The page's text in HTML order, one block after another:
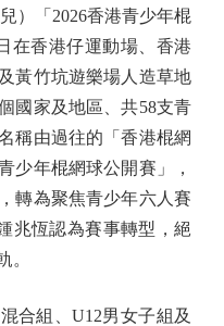
「2026香港青少年棍
在香港仔運動場、香港
黃竹坑遊樂場人造草地
國家及地區、共58支青
稱由過往的「香港棍網
少年棍網球公開賽」，
轉為聚焦青少年六人賽
兆恆認為賽事轉型，絕
。
組、U12男女子組及